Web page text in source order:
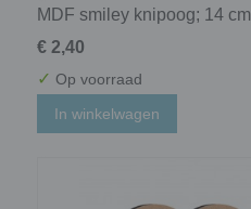
MDF smiley knipoog; 14 cm
€ 2,40
✓ Op voorraad
In winkelwagen